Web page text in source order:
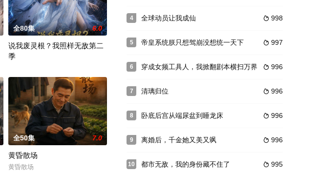
全80集 6.0
说我废灵根？我照样无敌第二
季
全50集 7.0
黄昏散场
黄昏散场
4  998
全球动员让我成仙
5  997
帝皇系统朕只想驾崩没想统一天下
6  996
穿成女频工具人，我掀翻剧本横扫万界
7  996
清璃归位
8  996
卧底后宫从端尿盆到睡龙床
9  996
离婚后，千金她又美又飒
10  995
都市无敌，我的身份藏不住了